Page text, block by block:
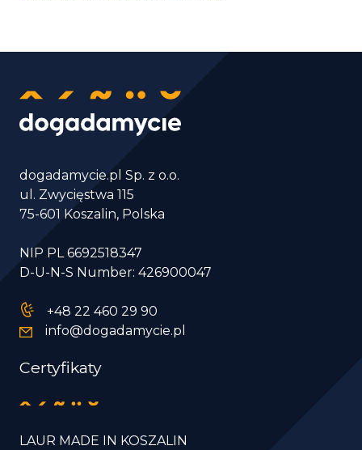
dogadamycie.pl Sp. z o.o.
ul. Zwycięstwa 115
75-601 Koszalin, Polska
NIP PL 6692518347
D-U-N-S Number: 426900047
+48 22 460 29 90
info@dogadamycie.pl
Certyfikaty
LAUR MADE IN KOSZALIN